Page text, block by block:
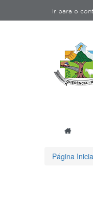
Ir para o
Página